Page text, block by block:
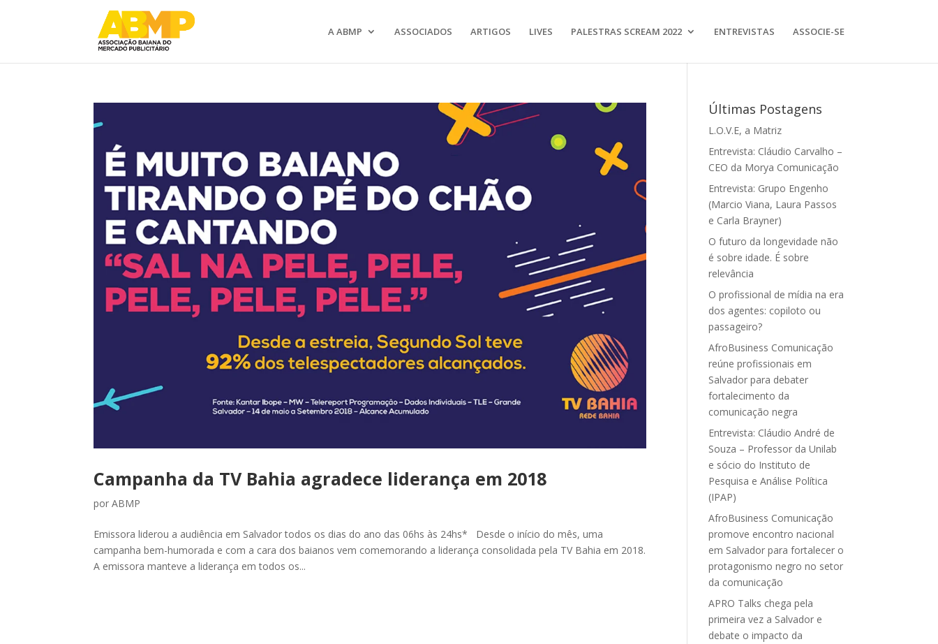
A ABMP ASSOCIADOS ARTIGOS LIVES PALESTRAS SCREAM 2022 ENTREVISTAS ASSOCIE-SE
Campanha da TV Bahia agradece liderança em 2018
porABMP
Emissora liderou a audiência em Salvador todos os dias do ano das 06hs às 24hs* Desde o início do mês, uma
campanha bem-humorada e com a cara dos baianos vem comemorando a liderança consolidada pela TV Bahia em 2018.
A emissora manteve a liderança em todos os...
Últimas Postagens
L.O.V.E, a Matriz
Entrevista: Cláudio Carvalho –
CEO da Morya Comunicação
Entrevista: Grupo Engenho
(Marcio Viana, Laura Passos
e Carla Brayner)
O futuro da longevidade não
é sobre idade. É sobre
relevância
O profissional de mídia na era
dos agentes: copiloto ou
passageiro?
AfroBusiness Comunicação
reúne profissionais em
Salvador para debater
fortalecimento da
comunicação negra
Entrevista: Cláudio André de
Souza – Professor da Unilab
e sócio do Instituto de
Pesquisa e Análise Política
(IPAP)
AfroBusiness Comunicação
promove encontro nacional
em Salvador para fortalecer o
protagonismo negro no setor
da comunicação
APRO Talks chega pela
primeira vez a Salvador e
debate o impacto da